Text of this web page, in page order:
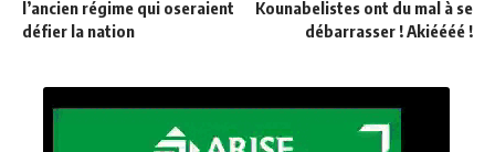
l’ancien régime qui oseraient
défier la nation
Kounabelistes ont du mal à se
débarrasser ! Akiéééé !